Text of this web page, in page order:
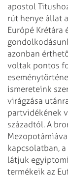
apostol
rút henye állat
Európé Krétára
azonban
voltak pontos
ismereteink
virágzása
partvidékének
századtól. A
kapcsolatban,
látjuk
termékeik az